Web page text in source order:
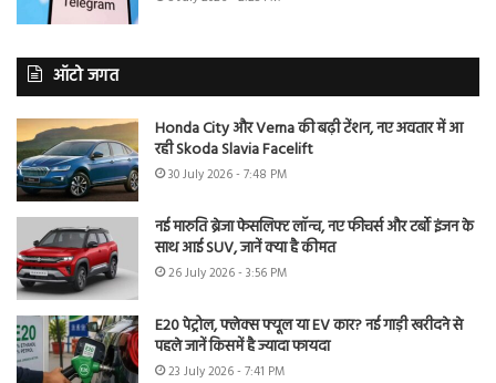
ऑटो जगत
Honda City और Verna की बढ़ी टेंशन, नए अवतार में आ
रही Skoda Slavia Facelift
30 July 2026 - 7:48 PM
नई मारुति ब्रेजा फेसलिफ्ट लॉन्च, नए फीचर्स और टर्बो इंजन के
साथ आई SUV, जानें क्या है कीमत
26 July 2026 - 3:56 PM
E20 पेट्रोल, फ्लेक्स फ्यूल या EV कार? नई गाड़ी खरीदने से
पहले जानें किसमें है ज्यादा फायदा
23 July 2026 - 7:41 PM